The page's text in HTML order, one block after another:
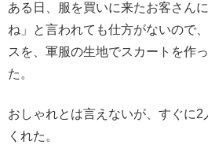
ある日、服を買いに来たお客さん
ね」と言われても仕方がないので
スを、軍服の生地でスカートを作
た。
おしゃれとは言えないが、すぐに2
くれた。